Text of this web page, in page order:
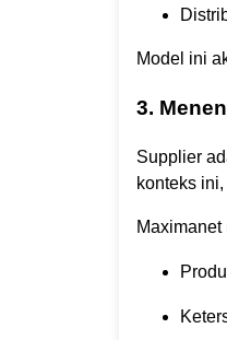
Model ini
3.
Supplier
konteks